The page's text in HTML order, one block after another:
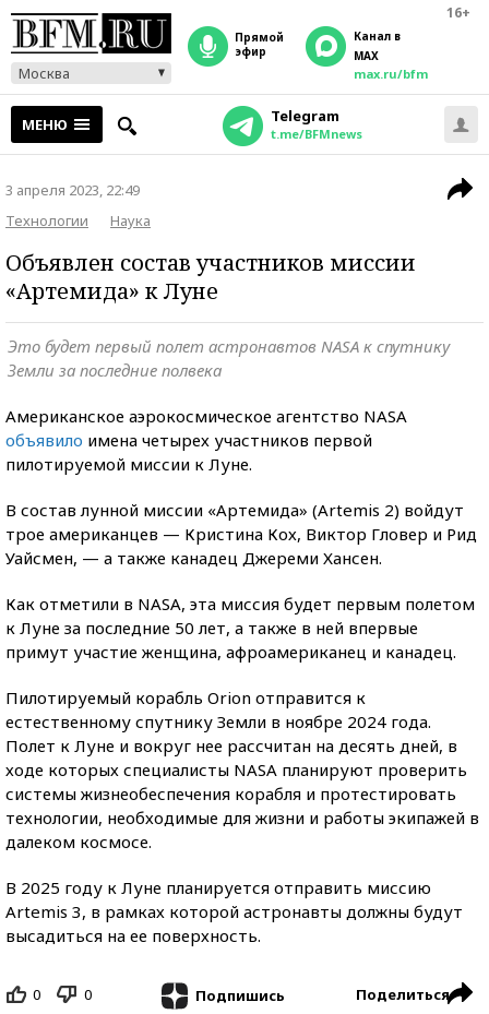
16+
Москва
прямой
эфир
Канал в
MAX
max.ru/bfm
МЕНЮ Telegram
t.me/BFMnews
3 апреля 2023, 22:49
Технологии
Наука
Объявлен состав участников миссии
«Артемида» к Луне
Это будет первый полет астронавтов NASA к спутнику
Земли за последние полвека
Американское аэрокосмическое агентство NASA
объявило имена четырех участников первой
пилотируемой миссии к Луне.
В состав лунной миссии «Артемида» (Artemis 2) войдут
трое американцев — Кристина Кох, Виктор Гловер и Рид
Уайсмен, — а также канадец Джереми Хансен.
Как отметили в NASA, эта миссия будет первым полетом
к Луне за последние 50 лет, а также в ней впервые
примут участие женщина, афроамериканец и канадец.
Пилотируемый корабль Orion отправится к
естественному спутнику Земли в ноябре 2024 года.
Полет к Луне и вокруг нее рассчитан на десять дней, в
ходе которых специалисты NASA планируют проверить
системы жизнеобеспечения корабля и протестировать
технологии, необходимые для жизни и работы экипажей в
далеком космосе.
В 2025 году к Луне планируется отправить миссию
Artemis 3, в рамках которой астронавты должны будут
высадиться на ее поверхность.
0 0 Подпишись Поделиться